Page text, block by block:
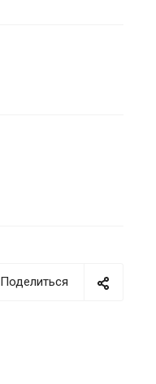
Поделиться